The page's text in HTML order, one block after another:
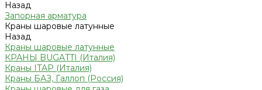
Назад
Запорная арматура
Краны шаровые латунные
Назад
Краны шаровые латунные
КРАНЫ BUGATTI (Италия)
Краны ITAP (Италия)
Краны БАЗ, Галлоп (Россия)